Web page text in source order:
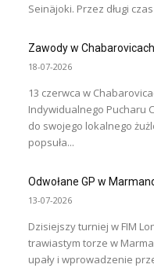
Seinäjoki. Przez długi czas
Zawody w
18-07-2026
13 czerwca w
Indywidualnego Pucharu
do swojego lokalnego
popsuła...
Odwołane GP w
13-07-2026
Dzisiejszy turniej w FIM
trawiastym torze w
upały i wprowadzenie